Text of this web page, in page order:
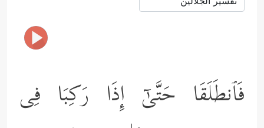
فَٱنطَلَقَا حَتَّىٰۤ إِذَا رَكِبَا فِی